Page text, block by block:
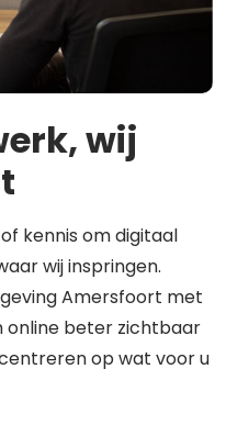
wij
kennis om digitaal
wij inspringen.
Amersfoort met
online beter zichtbaar
op wat voor u